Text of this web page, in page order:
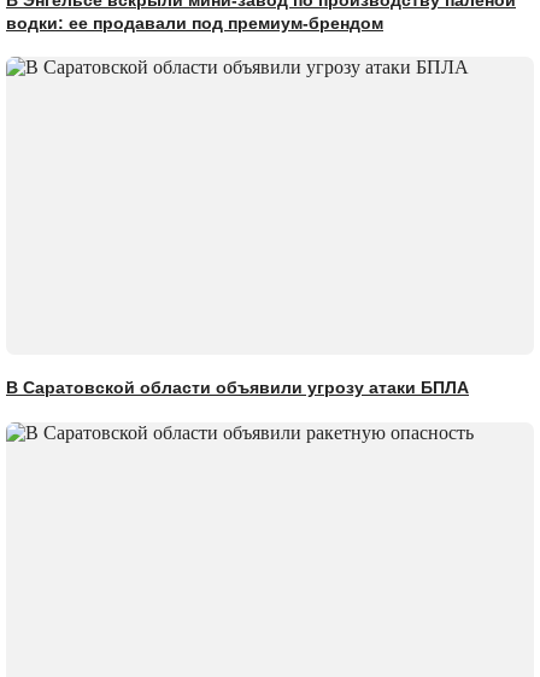
водки: ее продавали под премиум-брендом
В Саратовской области объявили угрозу атаки БПЛА